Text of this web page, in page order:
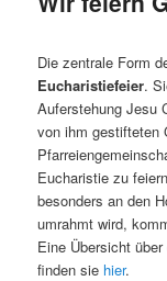
Die zentrale Form
Eucharistiefeier.
Auferstehung Jesu
von ihm gestifteten
Eucharistie zu
besonders an den
umrahmt wird,
Eine Übersicht
finden sie hier.